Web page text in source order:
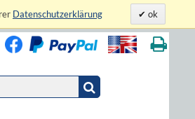
Datenschutzerklärung ok